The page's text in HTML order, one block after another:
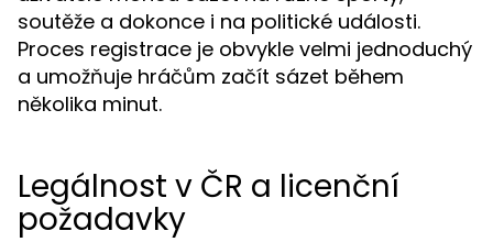
soutěže a dokonce i na politické události.
Proces registrace je obvykle velmi jednoduchý
a umožňuje hráčům začít sázet během
několika minut.
Legálnost v ČR a licenční
požadavky